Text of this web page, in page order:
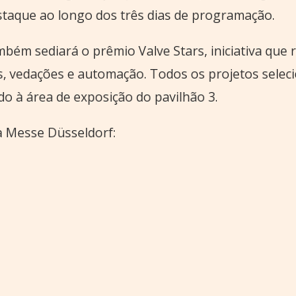
ao longo dos três dias de programação.
sediará o prêmio Valve Stars, iniciativa
e automação. Todos os projetos
à área de exposição do pavilhão 3.
Düsseldorf: